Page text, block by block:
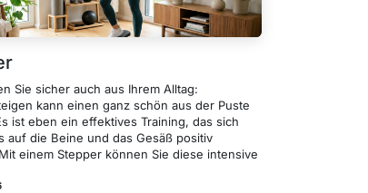
Sie sicher auch aus Ihrem Alltag:
kann einen ganz schön aus der Puste
ist eben ein effektives Training, das sich
auf die Beine und das Gesäß positiv
einem Stepper können Sie diese intensive